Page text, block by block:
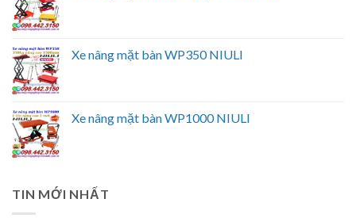
Xe nâng mặt bàn WP350 NIULI
Xe nâng mặt bàn WP1000 NIULI
TIN MỚI NHẤT